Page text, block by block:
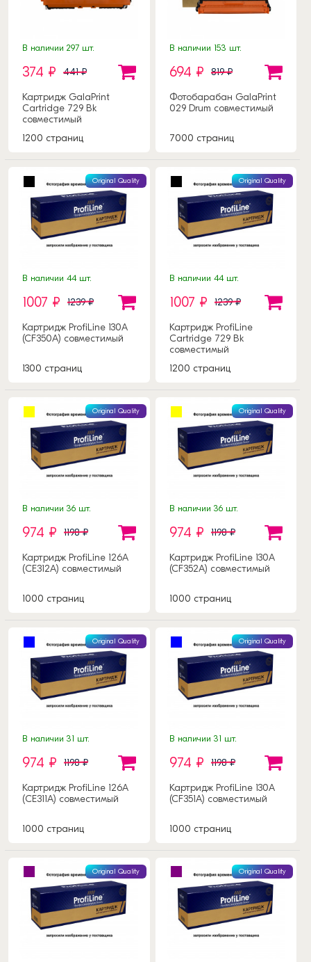
В наличии 297 шт.
374 ₽ 441 ₽
Картридж GalaPrint
Cartridge 729 Bk
совместимый
1200 страниц
В наличии 153 шт.
694 ₽ 819 ₽
Фотобарабан GalaPrint
029 Drum совместимый
7000 страниц
Original Quality
В наличии 44 шт.
1007 ₽ 1239 ₽
Картридж ProfiLine 130A
(CF350A) совместимый
1300 страниц
Original Quality
В наличии 44 шт.
1007 ₽ 1239 ₽
Картридж ProfiLine
Cartridge 729 Bk
совместимый
1200 страниц
Original Quality
В наличии 36 шт.
974 ₽ 1198 ₽
Картридж ProfiLine 126А
(CE312A) совместимый
1000 страниц
Original Quality
В наличии 36 шт.
974 ₽ 1198 ₽
Картридж ProfiLine 130A
(CF352A) совместимый
1000 страниц
Original Quality
В наличии 31 шт.
974 ₽ 1198 ₽
Картридж ProfiLine 126А
(CE311A) совместимый
1000 страниц
Original Quality
В наличии 31 шт.
974 ₽ 1198 ₽
Картридж ProfiLine 130A
(CF351A) совместимый
1000 страниц
Original Quality Original Quality